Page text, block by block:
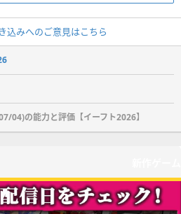
込みへのご意見はこちら
04)の能力と評価【イーフト2026】